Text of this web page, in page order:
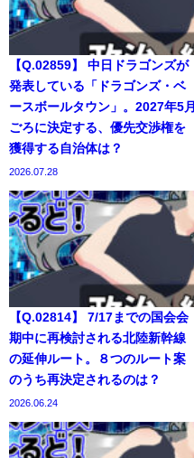
【Q.02859】 中日ドラゴンズが
発表している「ドラゴンズ・ベ
ースボールタウン」。2027年5月
ごろに決定する、優先交渉権を
獲得する自治体は？
2026.07.28
【Q.02814】 7/17までの国会会
期中に再検討される北陸新幹線
の延伸ルート。８つのルート案
のうち再決定されるのは？
2026.06.24